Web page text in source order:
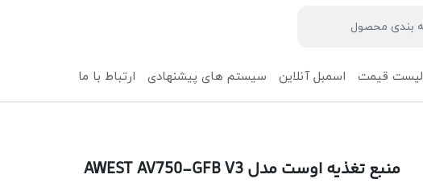
لیست قیمت اسمبل آنلاین سیستم های پیشنهادی ارتباط با ما
منبع تغذیه اوست مدل AWEST AV750-GFB V3